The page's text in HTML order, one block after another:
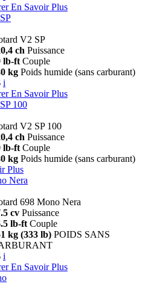
En Savoir Plus
V2 SP
ch Puissance
lb-ft Couple
kg Poids humide (sans carburant)
i
En Savoir Plus
100
V2 SP 100
ch Puissance
lb-ft Couple
kg Poids humide (sans carburant)
Plus
Nera
698 Mono Nera
cv Puissance
lb-ft Couple
kg (333 lb) POIDS SANS
i
En Savoir Plus